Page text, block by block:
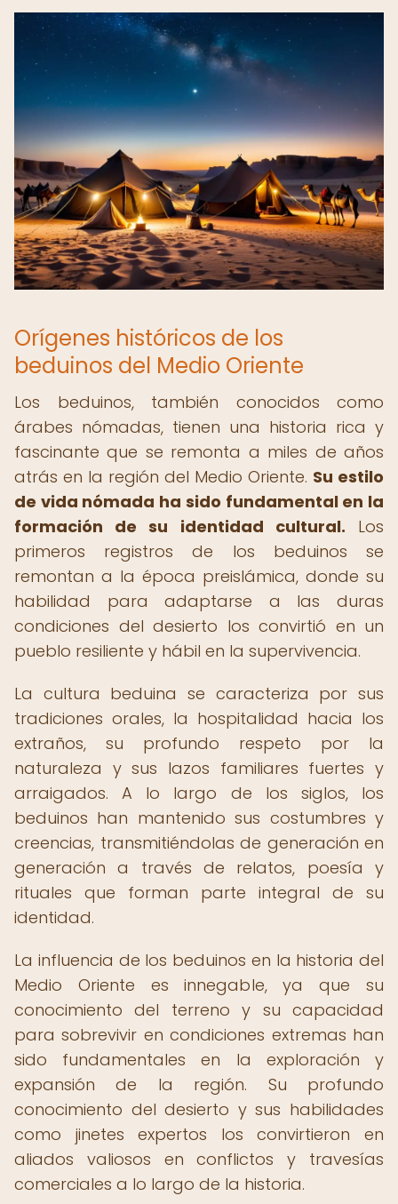
Orígenes históricos de los
beduinos del Medio Oriente
Los beduinos, también conocidos como
árabes nómadas, tienen una historia rica y
fascinante que se remonta a miles de años
atrás en la región del Medio Oriente. Su estilo
de vida nómada ha sido fundamental en la
formación de su identidad cultural. Los
primeros registros de los beduinos se
remontan a la época preislámica, donde su
habilidad para adaptarse a las duras
condiciones del desierto los convirtió en un
pueblo resiliente y hábil en la supervivencia.
La cultura beduina se caracteriza por sus
tradiciones orales, la hospitalidad hacia los
extraños, su profundo respeto por la
naturaleza y sus lazos familiares fuertes y
arraigados. A lo largo de los siglos, los
beduinos han mantenido sus costumbres y
creencias, transmitiéndolas de generación en
generación a través de relatos, poesía y
rituales que forman parte integral de su
identidad.
La influencia de los beduinos en la historia del
Medio Oriente es innegable, ya que su
conocimiento del terreno y su capacidad
para sobrevivir en condiciones extremas han
sido fundamentales en la exploración y
expansión de la región. Su profundo
conocimiento del desierto y sus habilidades
como jinetes expertos los convirtieron en
aliados valiosos en conflictos y travesías
comerciales a lo largo de la historia.